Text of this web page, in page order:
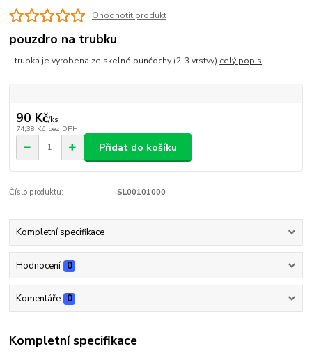
Ohodnotit produkt
pouzdro na trubku
- trubka je vyrobena ze skelné punčochy (2-3 vrstvy) celý popis
90 Kč/ks
74,38 Kč bez DPH
Přidat do košíku
Číslo produktu: SL00101000
Kompletní specifikace
Hodnocení 0
Komentáře 0
Kompletní specifikace